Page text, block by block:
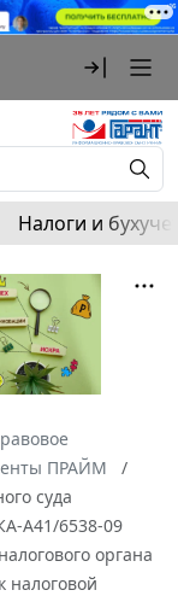
Налоги и
ПРАЙМ
суда
А41/6538-09
органа
налоговой